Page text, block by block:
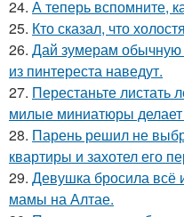
24. А теперь вспомните,
25. Кто сказал, что
26. Дай зумерам обычную
из пинтереста наведут.
27. Перестаньте листать
милые миниатюры делает
28. Парень решил не
квартиры и захотел его
29. Девушка бросила всё
мамы на Алтае.